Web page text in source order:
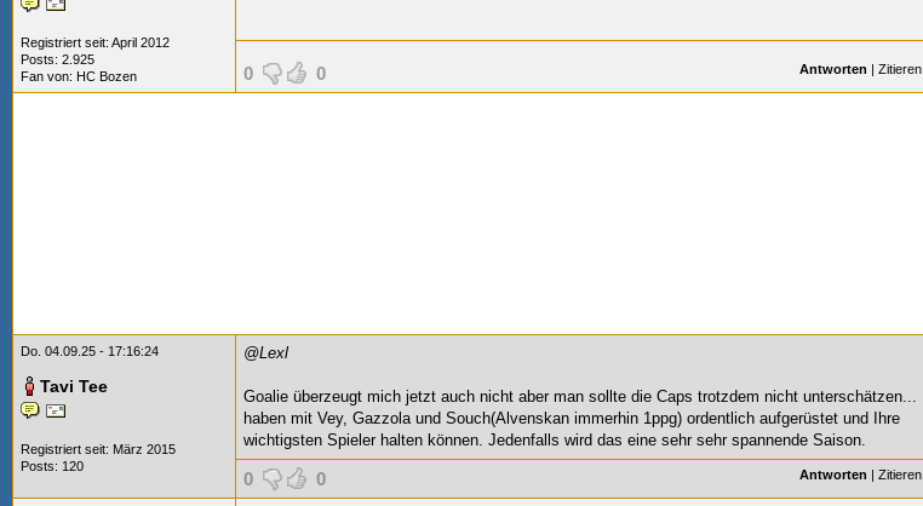
Registriert seit: April 2012
Posts: 2.925
Fan von: HC Bozen 0 0 Antworten | Zitieren
Do. 04.09.25 - 17:16:24
Tavi Tee
Registriert seit: März 2015
Posts: 120
@Lexl
Goalie überzeugt mich jetzt auch nicht aber man sollte die Caps trotzdem nicht unterschätzen...
haben mit Vey, Gazzola und Souch(Alvenskan immerhin 1ppg) ordentlich aufgerüstet und Ihre
wichtigsten Spieler halten können. Jedenfalls wird das eine sehr sehr spannende Saison.
0 0 Antworten | Zitieren